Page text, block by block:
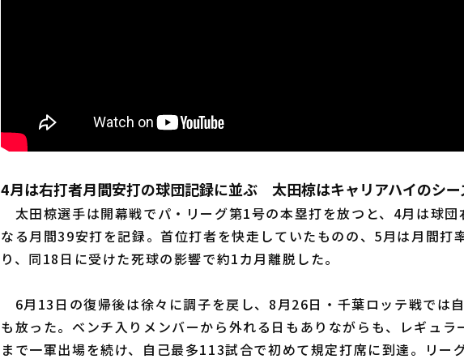
4月は右打者月間安打の球団記録に並ぶ 太田椋はキャリアハイのシー
太田椋選手は開幕戦でパ・リーグ第1号の本塁打を放つと、4月は球団
なる月間39安打を記録。首位打者を快走していたものの、5月は月間打
り、同18日に受けた死球の影響で約1カ月離脱した。
6月13日の復帰後は徐々に調子を戻し、8月26日・千葉ロッテ戦では
も放った。ベンチ入りメンバーから外れる日もありながらも、レギュラ
まで一軍出場を続け、自己最多113試合で初めて規定打席に到達。リー